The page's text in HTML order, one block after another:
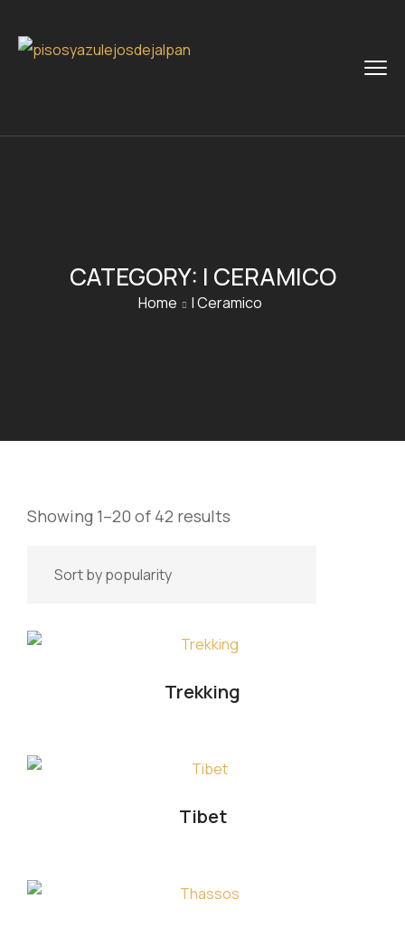
CATEGORY: I CERAMICO
Home I Ceramico
Showing 1–20 of 42 results
Trekking
Tibet